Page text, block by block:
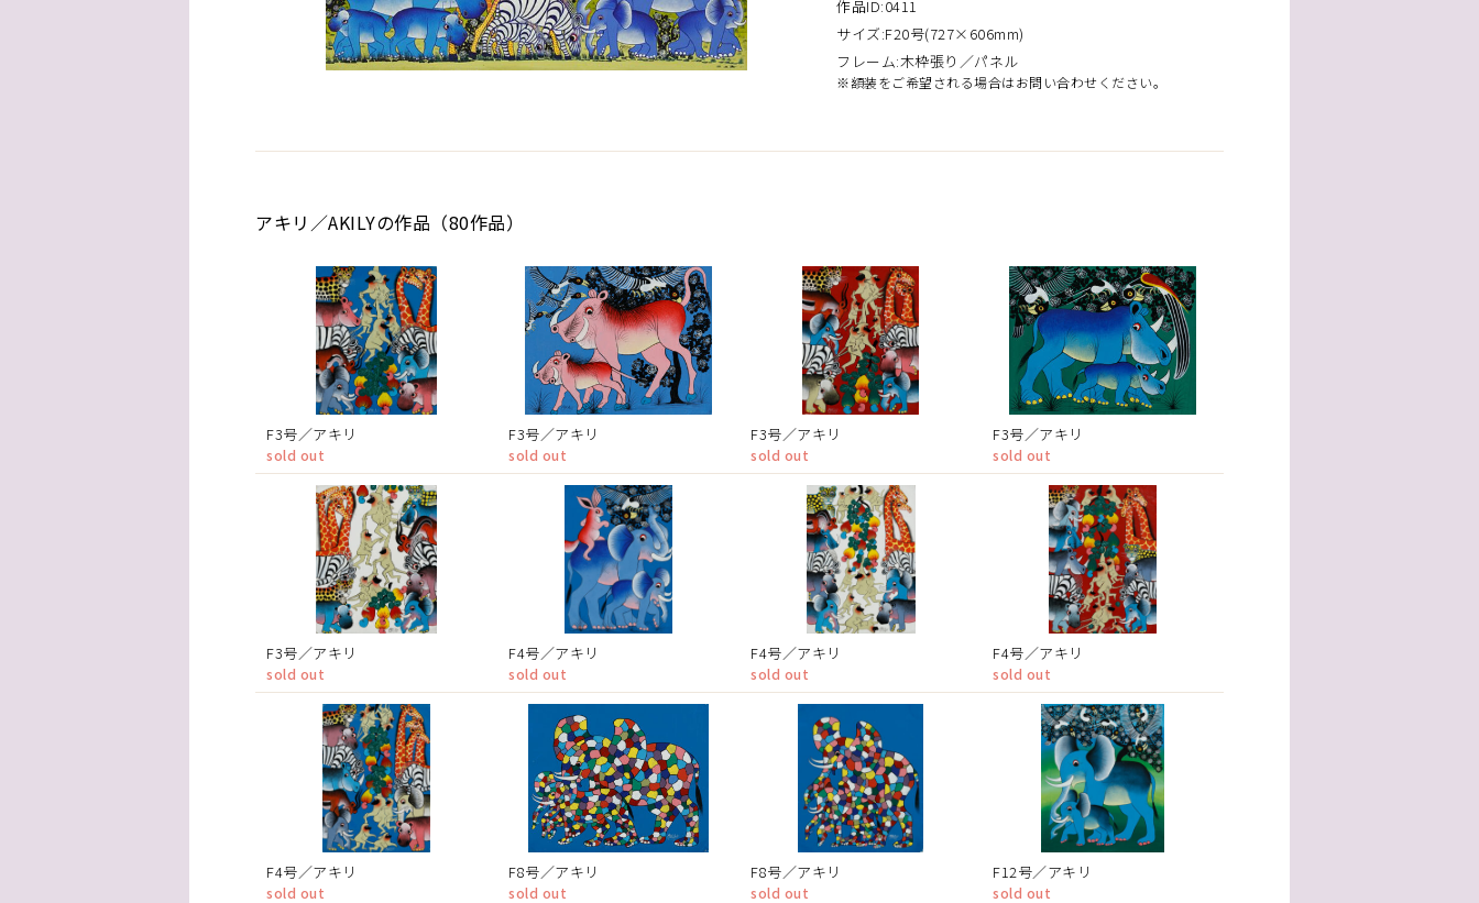
作品ID:0411
サイズ:F20号(727×606mm)
フレーム:木枠張り／パネル
※額装をご希望される場合はお問い合わせください。
アキリ／AKILYの作品（80作品）
F3号／アキリ
sold out
F3号／アキリ
sold out
F3号／アキリ
sold out
F3号／アキリ
sold out
F3号／アキリ
sold out
F4号／アキリ
sold out
F4号／アキリ
sold out
F4号／アキリ
sold out
F4号／アキリ
sold out
F8号／アキリ
sold out
F8号／アキリ
sold out
F12号／アキリ
sold out